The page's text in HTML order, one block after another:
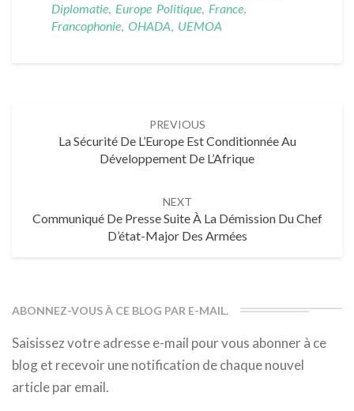
Diplomatie, Europe Politique, France,
Francophonie, OHADA, UEMOA
PREVIOUS
La Sécurité De L’Europe Est Conditionnée Au
Développement De L’Afrique
NEXT
Communiqué De Presse Suite À La Démission Du Chef
D’état-Major Des Armées
ABONNEZ-VOUS À CE BLOG PAR E-MAIL.
Saisissez votre adresse e-mail pour vous abonner à ce
blog et recevoir une notification de chaque nouvel
article par email.